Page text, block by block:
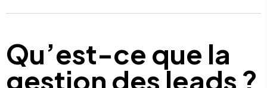
Qu’est-ce que la
gestion des leads ?